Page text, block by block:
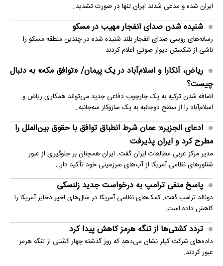
ایران شده و مدعی شدند ایران تنها در صورت تشدید…
شنیده شدن صدای انفجار مهیب در مسکو
رسانه‌های روسی صدای انفجار بلند شنیده شده در چندین منطقه مسکو را
ناشی از شکستن دیوار صوتی اعلام کردند.
ریاض، آنکارا و اسلام‌آباد در یک پیمان/ «توافق مکه» به دنبال
چیست؟
اضافه شدن ترکیه به یک چارچوب دفاعی جدید می‌تواند همکاری ریاض و
اسلام‌آباد را از سطح دوجانبه به یک سازوکار سه‌جانبه…
ادعای الجزیره: عمان شرط انطباق توافق با حقوق بین‌الملل را
مطرح کرد و ایران پذیرفت
مدیر مرکز عربی مطالعات ایران گفت: ایران همچنان بر جلوگیری از عبور
شناورهای نظامی آمریکا از آب‌های سرزمینی خود تأکید دار…
پاسخ منفی ترامپ به درخواست جدید زلنسکی
دونالد ترامپ گفت: کمک‌های نظامی آمریکا در سال‌های اخیر ذخایر آمریکا را
کاهش داده است.
تردد کشتی‌ها از تنگه هرمز کاهش پیدا کرد
داده‌های شرکت کپلر نشان می‌دهد که روز گذشته چهار کشتی از تنگه هرمز
عبور کردند.